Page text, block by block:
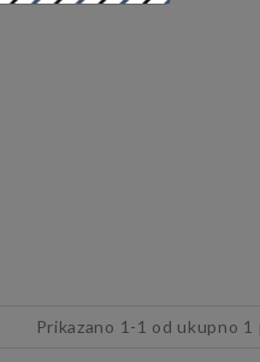
Prikazano 1-1 od ukupno 1